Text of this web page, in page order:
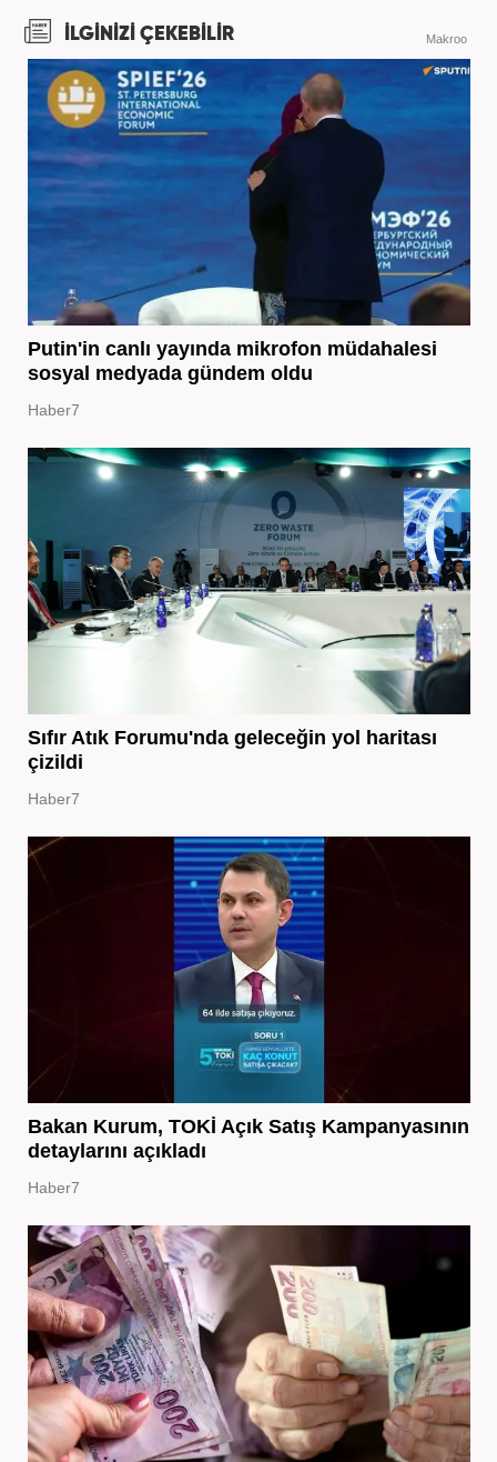
İLGİNİZİ ÇEKEBİLİR Makroo
Putin'in canlı yayında mikrofon müdahalesi
sosyal medyada gündem oldu
Haber7
Sıfır Atık Forumu'nda geleceğin yol haritası
çizildi
Haber7
Bakan Kurum, TOKİ Açık Satış Kampanyasının
detaylarını açıkladı
Haber7